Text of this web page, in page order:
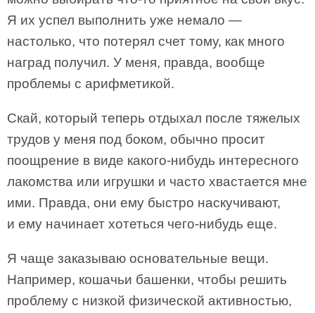
Я их успел выполнить уже немало —
настолько, что потерял счет тому, как много
наград получил. У меня, правда, вообще
проблемы с арифметикой.
Скай, который теперь отдыхал после тяжелых
трудов у меня под боком, обычно просит
поощрение в виде какого-нибудь интересного
лакомства или игрушки и часто хвастается мне
ими. Правда, они ему быстро наскучивают,
и ему начинает хотеться чего-нибудь еще.
Я чаще заказываю основательные вещи.
Например, кошачьи башенки, чтобы решить
проблему с низкой физической активностью,